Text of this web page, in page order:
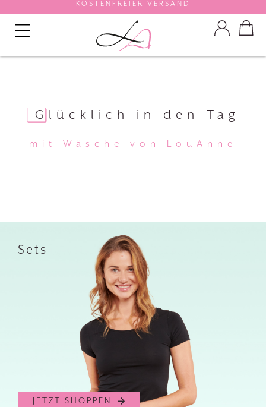
KOSTENFREIER VERSAND
Glücklich in den Tag
– mit Wäsche von LouAnne –
Sets
JETZT SHOPPEN